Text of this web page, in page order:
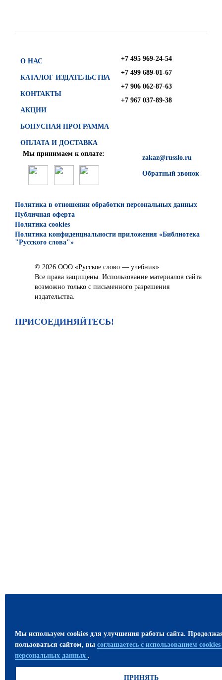
О НАС
КАТАЛОГ ИЗДАТЕЛЬСТВА
КОНТАКТЫ
АКЦИИ
БОНУСНАЯ ПРОГРАММА
ОПЛАТА И ДОСТАВКА
+7 495 969-24-54
+7 499 689-01-67
+7 906 062-87-63
+7 967 037-89-38
zakaz@russlo.ru
Обратный звонок
Мы принимаем к оплате:
Политика в отношении обработки персональных данных
Публичная оферта
Политика cookies
Политика конфиденциальности приложения «Библиотека
"Русского слова"»
© 2026 ООО «Русское слово — учебник»
Все права защищены. Использование материалов сайта
возможно только с письменного разрешения
издательства.
ПРИСОЕДИНЯЙТЕСЬ!
Мы используем cookies для улучшения работы сайта.
пользоваться сайтом, вы соглашаетесь с использованием cookies
персональных данных .
ПРИНЯТЬ